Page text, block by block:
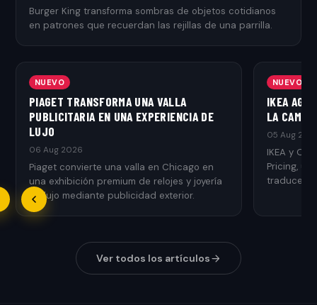
Burger King transforma sombras de objetos cotidianos
en patrones que recuerdan las rejillas de una parrilla.
NUEVO
PIAGET TRANSFORMA UNA VALLA
PUBLICITARIA EN UNA EXPERIENCIA DE
LUJO
06 Aug 2026
Piaget convierte una valla en Chicago en
una exhibición premium de relojes y joyería
de lujo mediante publicidad exterior.
NUEVO
IKEA
LA
05 Aug
IKEA y
Pricing,
traduce el
Ver todos los artículos